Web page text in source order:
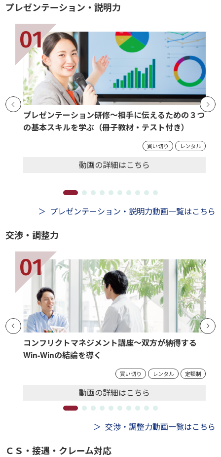
プレゼンテーション・説明力
プレゼンテーション研修～相手に伝えるための３つ
の基本スキルを学ぶ（冊子教材・テスト付き）
買い切り レンタル
動画の詳細はこちら
プレゼンテーション・説明力動画一覧はこちら
交渉・調整力
コンフリクトマネジメント講座～双方が納得する
Win-Winの結論を導く
買い切り レンタル 定額制
動画の詳細はこちら
交渉・調整力動画一覧はこちら
ＣＳ・接遇・クレーム対応